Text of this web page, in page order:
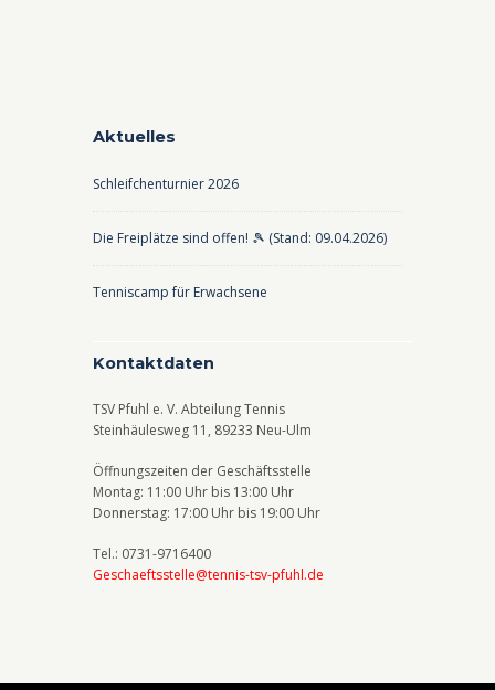
Aktuelles
Schleifchenturnier 2026
Die Freiplätze sind offen! 🎾 (Stand: 09.04.2026)
Tenniscamp für Erwachsene
Kontaktdaten
TSV Pfuhl e. V. Abteilung Tennis
Steinhäulesweg 11, 89233 Neu-Ulm
Öffnungszeiten der Geschäftsstelle
Montag: 11:00 Uhr bis 13:00 Uhr
Donnerstag: 17:00 Uhr bis 19:00 Uhr
Tel.: 0731-9716400
Geschaeftsstelle@tennis-tsv-pfuhl.de